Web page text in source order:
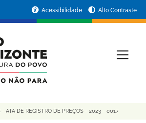
Acessibilidade Alto Contraste
- ATA DE REGISTRO DE PREÇOS - 2023 - 0017